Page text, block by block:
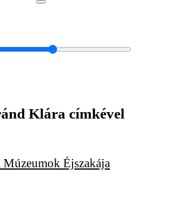
Klára címkével
Múzeumok Éjszakája